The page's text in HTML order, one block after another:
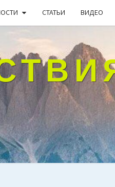
СТАТЬИ ВИДЕО